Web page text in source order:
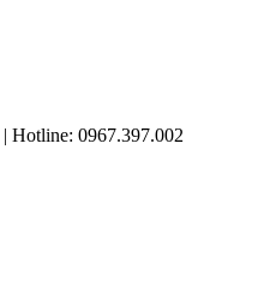
Hotline: 0967.397.002